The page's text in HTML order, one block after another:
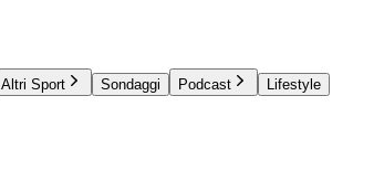
Altri Sport Sondaggi Podcast
Lifestyle